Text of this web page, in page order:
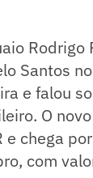
Rodrigo
Santos
e falou
O
e chega
com